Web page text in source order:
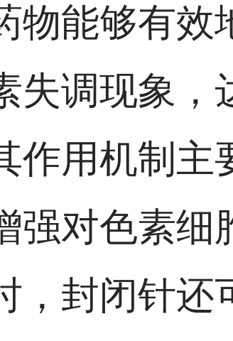
物能够有效
失调现象，
作用机制主
强对色素细
，封闭针还